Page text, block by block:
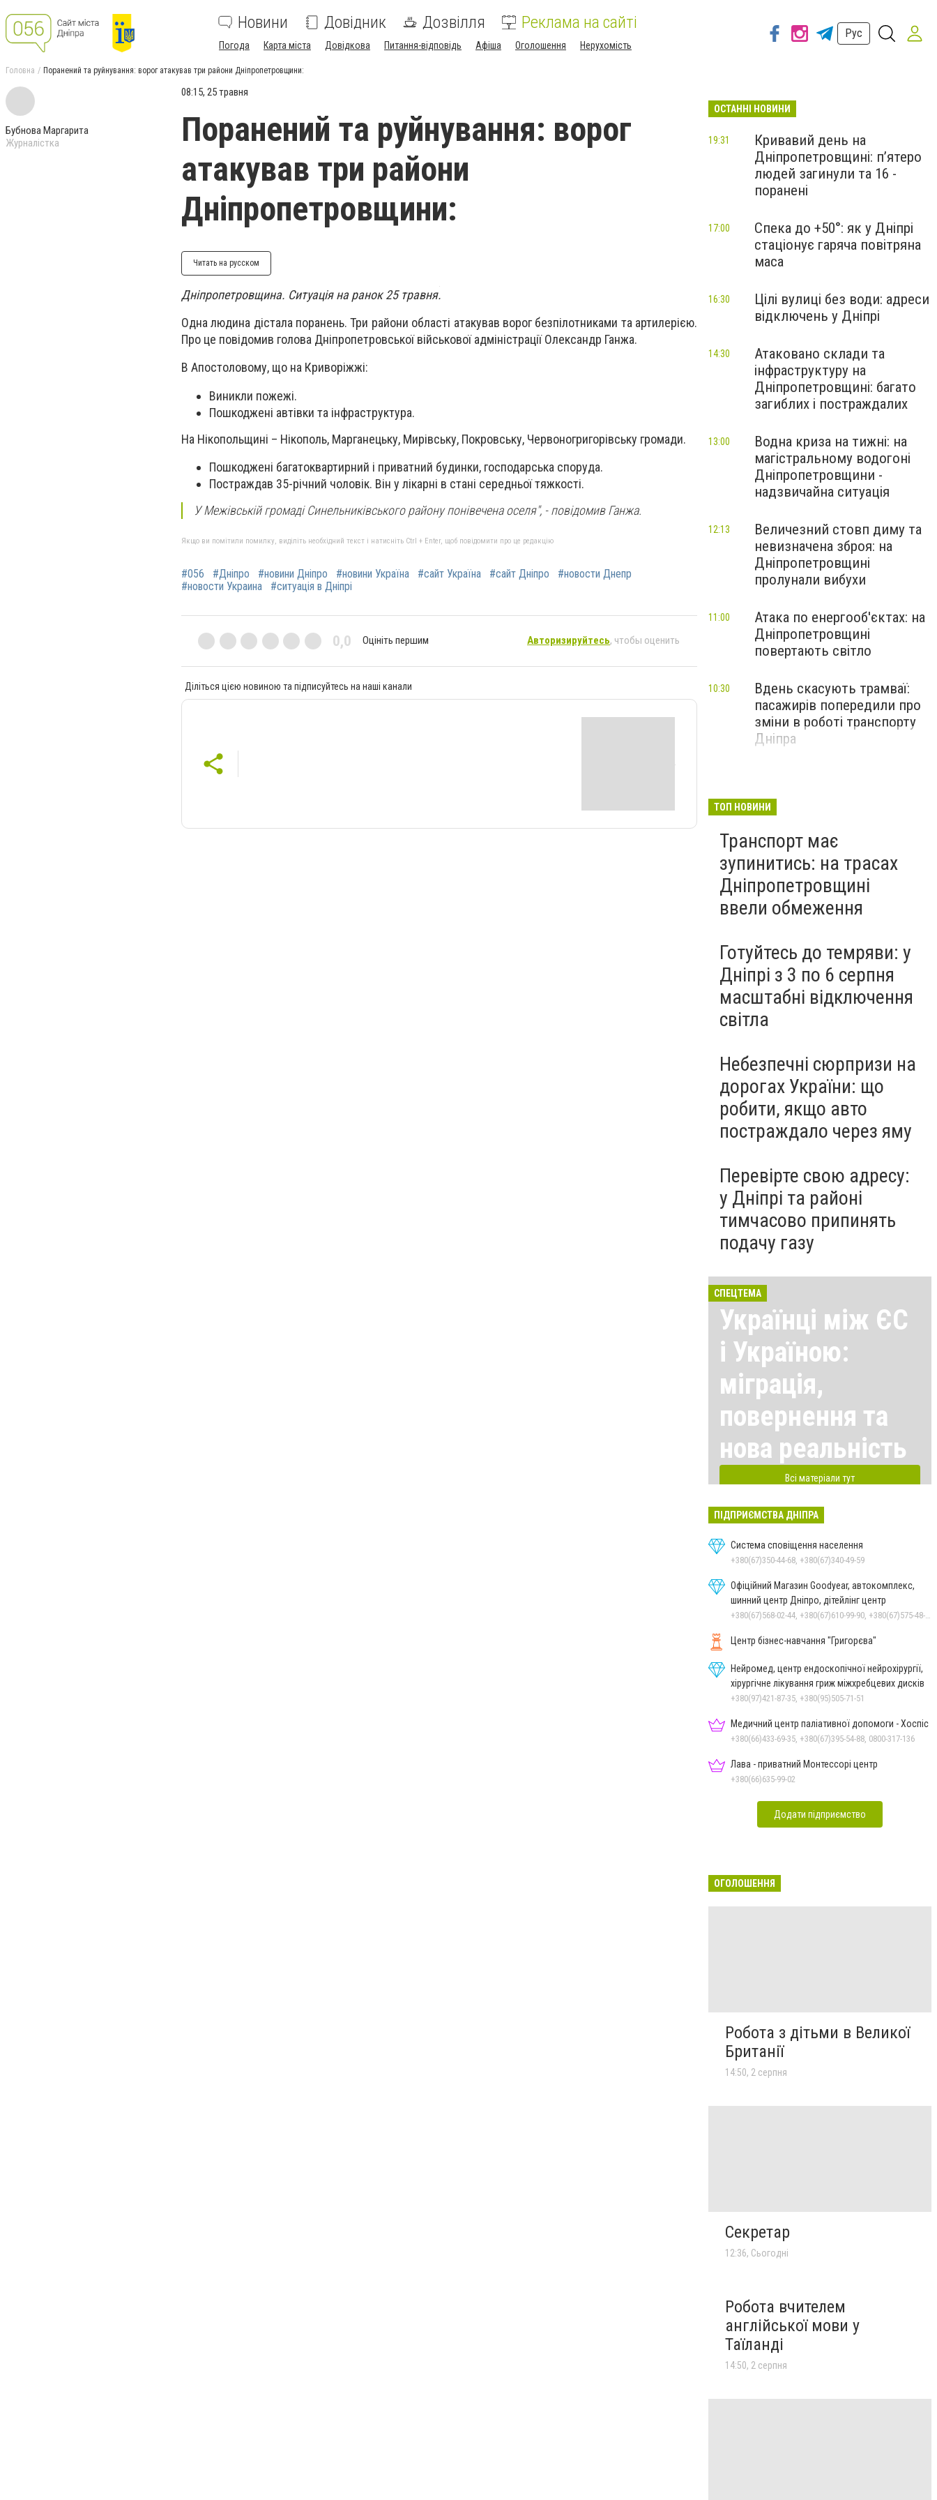
Новини Довідник Дозвілля Реклама на сайті
Погода Карта міста Довідкова Питання-відповідь Афіша Оголошення Нерухомість
Рус
Головна Поранений та руйнування: ворог атакував три райони Дніпропетровщини:
Бубнова Маргарита
Журналістка
08:15, 25 травня
Поранений та руйнування: ворог
атакував три райони
Дніпропетровщини:
Читать на русском
Дніпропетровщина. Ситуація на ранок 25 травня.
Одна людина дістала поранень. Три райони області атакував ворог безпілотниками та артилерією.
Про це повідомив голова Дніпропетровської військової адміністрації Олександр Ганжа.
В Апостоловому, що на Криворіжжі:
Виникли пожежі.
Пошкоджені автівки та інфраструктура.
На Нікопольщині – Нікополь, Марганецьку, Мирівську, Покровську, Червоногригорівську громади.
Пошкоджені багатоквартирний і приватний будинки, господарська споруда.
Постраждав 35-річний чоловік. Він у лікарні в стані середньої тяжкості.
У Межівській громаді Синельниківського району понівечена оселя", - повідомив Ганжа.
Якщо ви помітили помилку, виділіть необхідний текст і натисніть Ctrl + Enter, щоб повідомити про це редакцію
#056 #Дніпро #новини Дніпро #новини Україна #сайт Україна #сайт Дніпро
#новости Днепр
#новости Украина
#ситуація в Дніпрі
0,0 Оцініть першим Авторизируйтесь, чтобы оценить
Діліться цією новиною та підписуйтесь на наші канали
ОСТАННІ НОВИНИ
Кривавий день на
Дніпропетровщині: п’ятеро
людей загинули та 16 -
поранені
19:31
Спека до +50°: як у Дніпрі
стаціонує гаряча повітряна
маса
17:00
Цілі вулиці без води: адреси
відключень у Дніпрі
16:30
Атаковано склади та
інфраструктуру на
Дніпропетровщині: багато
загиблих і постраждалих
14:30
Водна криза на тижні: на
магістральному водогоні
Дніпропетровщини -
надзвичайна ситуація
13:00
Величезний стовп диму та
невизначена зброя: на
Дніпропетровщині
пролунали вибухи
12:13
Атака по енергооб'єктах: на
Дніпропетровщині
повертають світло
11:00
Вдень скасують трамваї:
пасажирів попередили про
зміни в роботі транспорту
Дніпра
10:30
ТОП НОВИНИ
Транспорт має
зупинитись: на трасах
Дніпропетровщині
ввели обмеження
Готуйтесь до темряви: у
Дніпрі з 3 по 6 серпня
масштабні відключення
світла
Небезпечні сюрпризи на
дорогах України: що
робити, якщо авто
постраждало через яму
Перевірте свою адресу:
у Дніпрі та районі
тимчасово припинять
подачу газу
СПЕЦТЕМА
Українці між ЄС
і Україною:
міграція,
повернення та
нова реальність
Всі матеріали тут
ПІДПРИЄМСТВА ДНІПРА
Система сповіщення населення
+380(67)350-44-68, +380(67)340-49-59
Офіційний Магазин Goodyear, автокомплекс,
шинний центр Дніпро, дітейлінг центр
Центр бізнес-навчання "Григорєва"
Нейромед, центр ендоскопічної нейрохірургії,
хірургічне лікування гриж міжхребцевих дисків
+380(97)421-87-35, +380(95)505-71-51
Медичний центр паліативної допомоги - Хоспіс
+380(66)433-69-35, +380(67)395-54-88, 0800-317-136
Лава - приватний Монтессорі центр
+380(66)635-99-02
Додати підприємство
ОГОЛОШЕННЯ
Робота з дітьми в Великої
Британії
14:50, 2 серпня
Секретар
12:36, Сьогодні
Робота вчителем
англійської мови у
Таїланді
14:50, 2 серпня